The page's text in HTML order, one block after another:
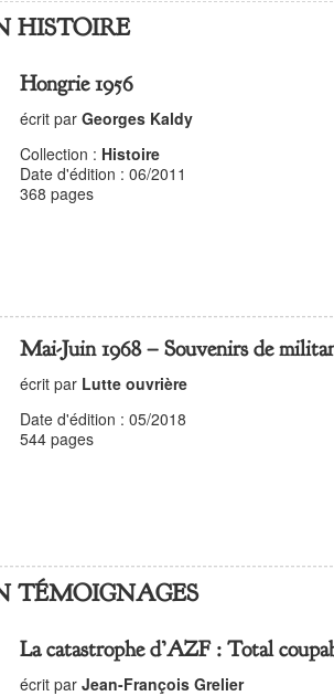
HISTOIRE
Hongrie 1956
écrit par Georges Kaldy
Collection : Histoire
Date d'édition : 06/2011
368 pages
Mai-Juin 1968 – Souvenirs de
écrit par Lutte ouvrière
Date d'édition : 05/2018
544 pages
TÉMOIGNAGES
La catastrophe d’AZF : Total
écrit par Jean-François Grelier